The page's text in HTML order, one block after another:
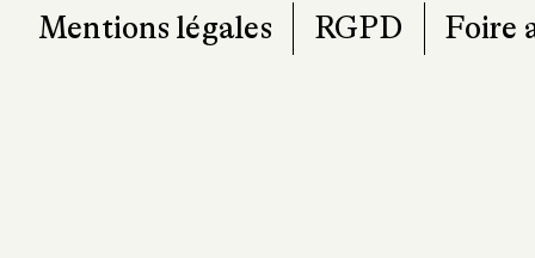
Mentions légales RGPD Foire